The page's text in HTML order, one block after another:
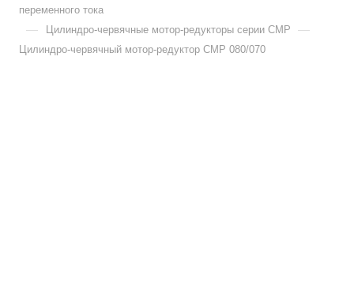
переменного тока
— Цилиндро-червячные мотор-редукторы серии CMP —
Цилиндро-червячный мотор-редуктор CMP 080/070